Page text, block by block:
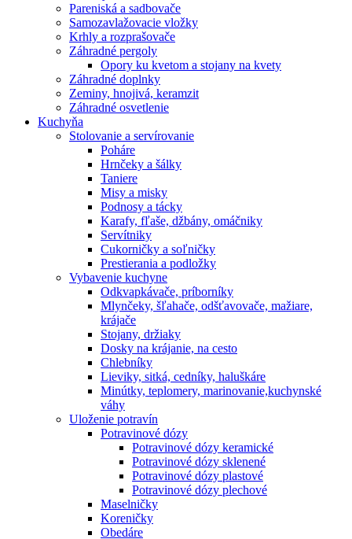
Pareniská a sadbovače
Samozavlažovacie vložky
Krhly a rozprašovače
Záhradné pergoly
Opory ku kvetom a stojany na kvety
Záhradné doplnky
Zeminy, hnojivá, keramzit
Záhradné osvetlenie
Kuchyňa
Stolovanie a servírovanie
Poháre
Hrnčeky a šálky
Taniere
Misy a misky
Podnosy a tácky
Karafy, fľaše, džbány, omáčniky
Servítniky
Cukorničky a soľničky
Prestierania a podložky
Vybavenie kuchyne
Odkvapkávače, príborníky
Mlynčeky, šľahače, odšťavovače, mažiare,
krájače
Stojany, držiaky
Dosky na krájanie, na cesto
Chlebníky
Lieviky, sitká, cedníky, haluškáre
Minútky, teplomery, marinovanie,kuchynské
váhy
Uloženie potravín
Potravinové dózy
Potravinové dózy keramické
Potravinové dózy sklenené
Potravinové dózy plastové
Potravinové dózy plechové
Maselničky
Koreničky
Obedáre